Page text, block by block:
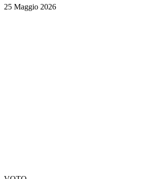
25 Maggio 2026